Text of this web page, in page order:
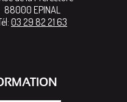
88000 EPINAL
03 29 82 21 63